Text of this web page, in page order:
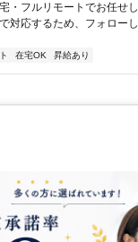
・フルリモートでお任せ
対応するため、フォロー
在宅OK 昇給あり